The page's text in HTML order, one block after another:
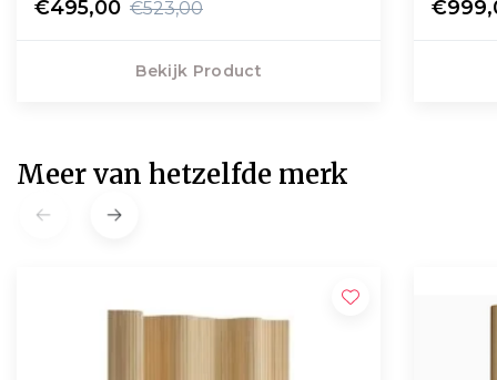
€495,00 €523,00
Bekijk Product
Meer van hetzelfde merk